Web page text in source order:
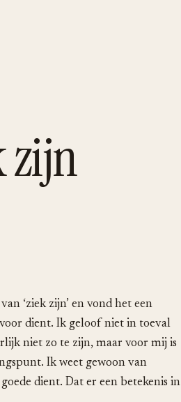
zijn
‘ziek zijn’ en vond het een
dient. Ik geloof niet in toeval
niet zo te zijn, maar voor mij is
Ik weet gewoon van
dient. Dat er een betekenis in